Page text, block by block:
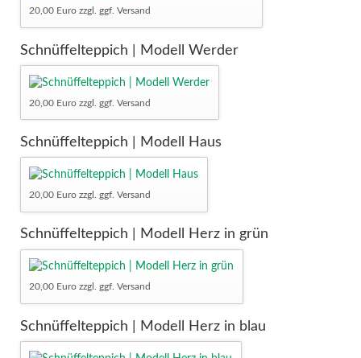
20,00 Euro zzgl. ggf. Versand
Schnüffelteppich | Modell Werder
20,00 Euro zzgl. ggf. Versand
Schnüffelteppich | Modell Haus
20,00 Euro zzgl. ggf. Versand
Schnüffelteppich | Modell Herz in grün
20,00 Euro zzgl. ggf. Versand
Schnüffelteppich | Modell Herz in blau